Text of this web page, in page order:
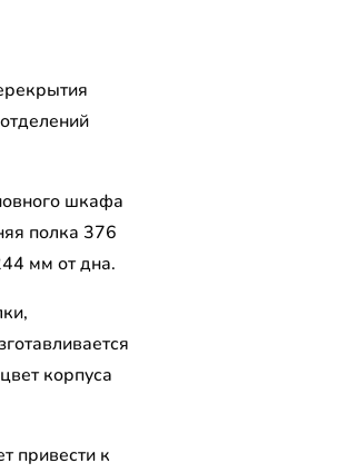
шкафа
полка 376
мм от дна.
корпуса
привести к